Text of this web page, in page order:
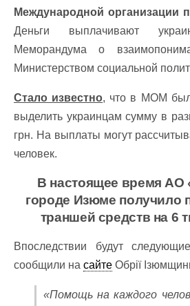
Международной организации
Деньги выплачивают
Меморандума о
Министерством социальной
Стало известно, что в МОМ
выделить украинцам сумму в
грн. На выплаты могут
человек.
В настоящее время АО
городе Изюме получило
траншей средств на 6
Впоследствии будут
сообщили на сайте Обрії
«Помощь на каждого